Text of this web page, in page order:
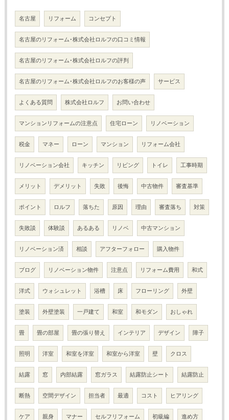
名古屋 リフォーム コンセプト
名古屋のリフォーム･株式会社ロルフの口コミ情報
名古屋のリフォーム･株式会社ロルフの評判
名古屋のリフォーム･株式会社ロルフのお客様の声 サービス
よくある質問 株式会社ロルフ お問い合わせ
マンションリフォームの注意点 住宅ローン リノベーション
税金 マネー ローン マンション リフォーム会社
リノベーション会社 キッチン リビング トイレ 工事時期
メリット デメリット 失敗 後悔 中古物件 審査基準
ポイント ロルフ 落ちた 原因 理由 審査落ち 対策
失敗談 体験談 あるある リノベ 中古マンション
リノベーション済 相談 アフターフォロー 購入物件
ブログ リノベーション物件 注意点 リフォーム費用 和式
洋式 ウォシュレット 浴槽 床 フローリング 外壁
塗装 外壁塗装 一戸建て 和室 和モダン おしゃれ
畳 畳の部屋 畳の張り替え インテリア デザイン 障子
照明 洋室 和室を洋室 和室から洋室 壁 クロス
結露 窓 内部結露 窓ガラス 結露防止シート 結露防止
断熱 空間デザイン 担当者 最適 コスト ヒアリング
ケア 親身 マナー セルフリフォーム 初級編 進め方